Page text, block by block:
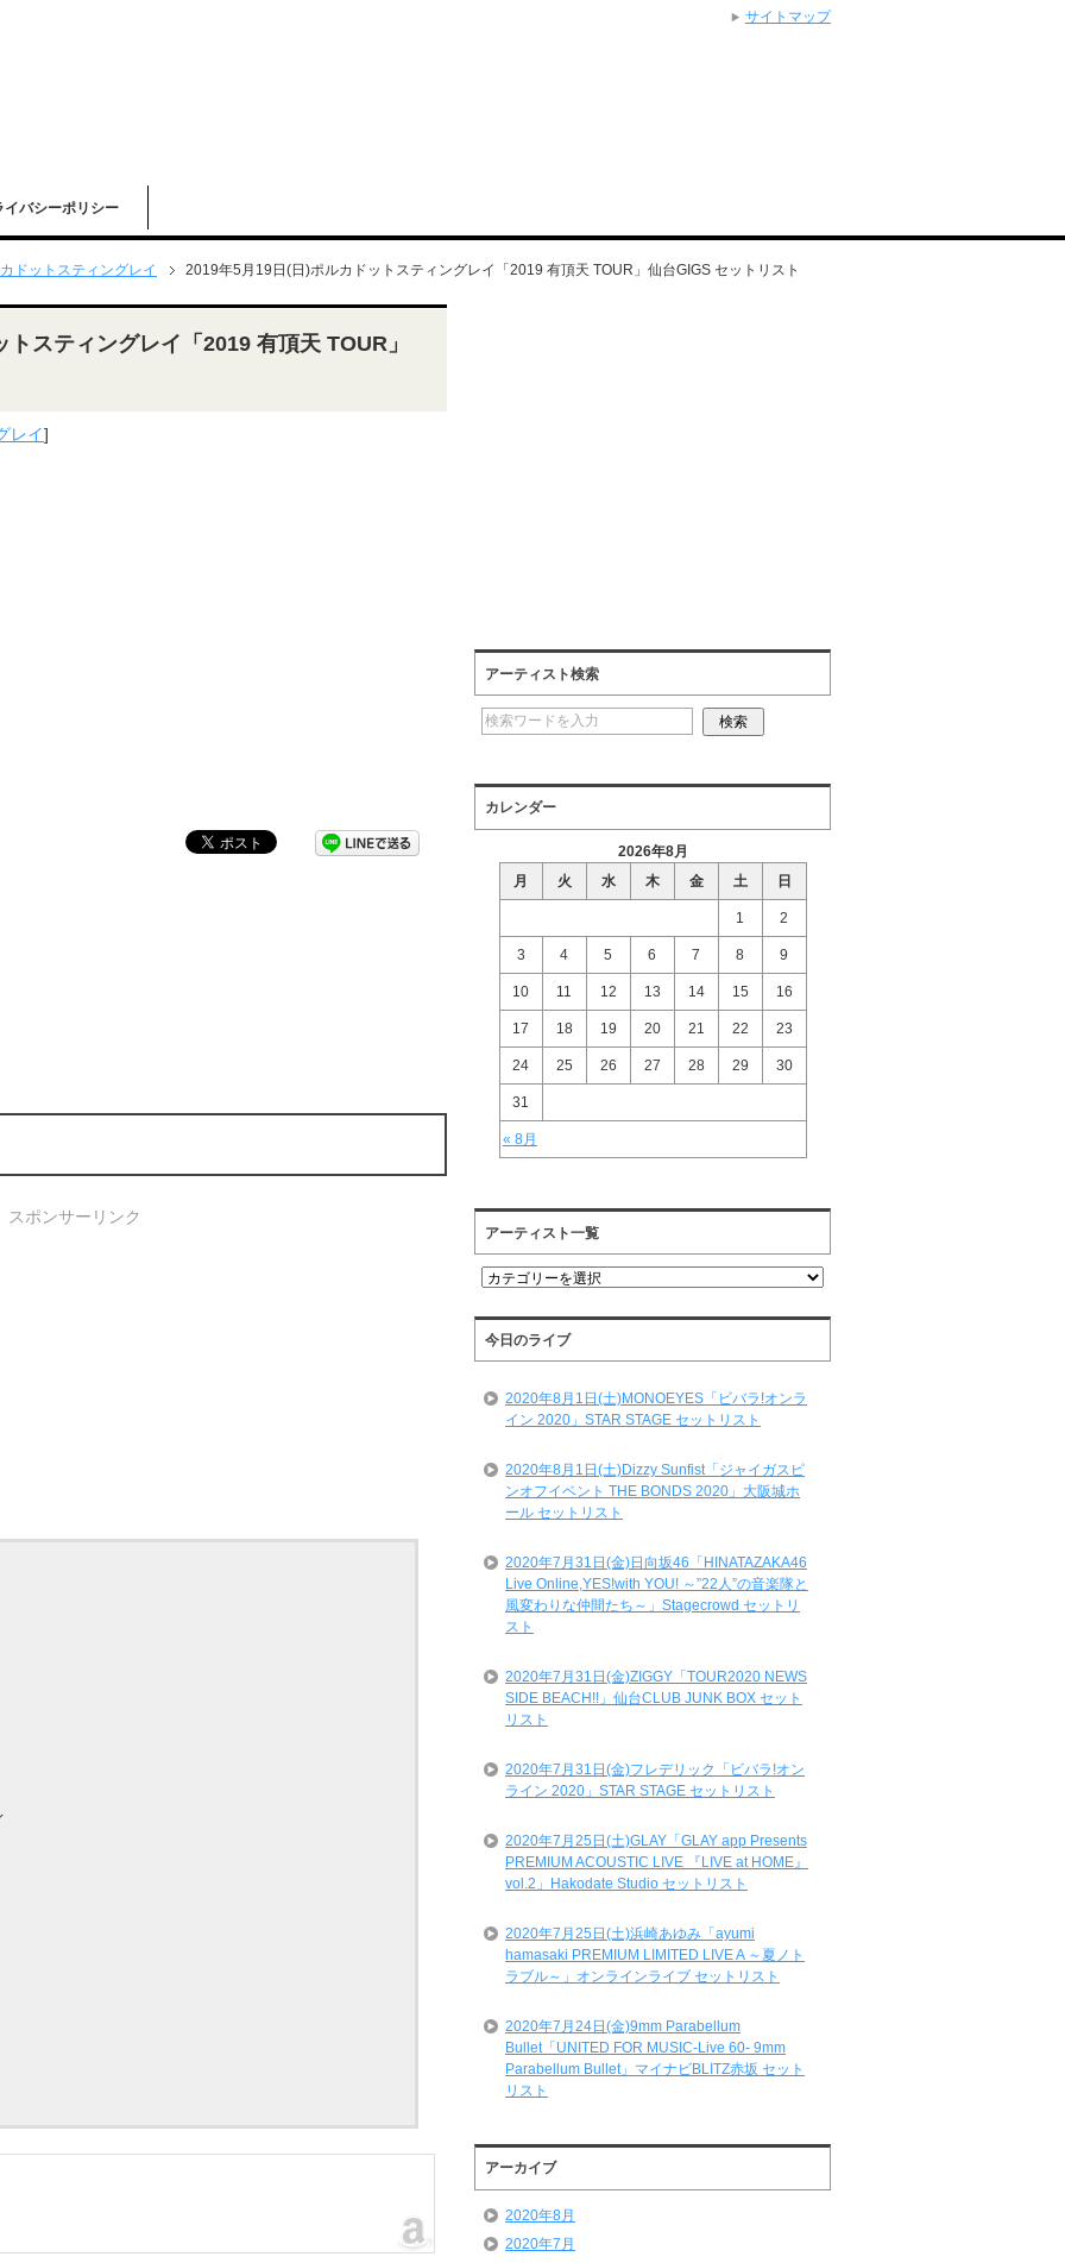
イバシーポリシー
ドットスティングレイ 2019年5月19日(日)ポルカドットスティングレイ「2019 有頂天 TOUR」仙台GIGS セットリスト
スティングレイ「2019 有頂天 TOUR」
レイ]
スポンサーリンク
アーティスト検索
カレンダー
2026年8月
月
火 水 木 金 土 日
« 8月
1 2
3 4 5 6 7 8 9
10 11 12 13 14 15 16
17 18 19 20 21 22 23
24 25 26 27 28 29 30
31
アーティスト一覧
ア
テ
ィ
ス
一
今日のライブ
2020年8月1日(土)MONOEYES「ビバラ!オンラ
イン 2020」STAR STAGE セットリスト
2020年8月1日(土)Dizzy Sunfist「ジャイガスピ
ンオフイベント THE BONDS 2020」大阪城ホ
ール セットリスト
2020年7月31日(金)日向坂46「HINATAZAKA46
Live Online,YES!with YOU! ～”22人”の音楽隊と
風変わりな仲間たち～」Stagecrowd セットリ
スト
2020年7月31日(金)ZIGGY「TOUR2020 NEWS
SIDE BEACH!!」仙台CLUB JUNK BOX セット
リスト
2020年7月31日(金)フレデリック「ビバラ!オン
ライン 2020」STAR STAGE セットリスト
2020年7月25日(土)GLAY「GLAY app Presents
PREMIUM ACOUSTIC LIVE 『LIVE at HOME』
vol.2」Hakodate Studio セットリスト
2020年7月25日(土)浜崎あゆみ「ayumi
hamasaki PREMIUM LIMITED LIVE A ～夏ノト
ラブル～」オンラインライブ セットリスト
2020年7月24日(金)9mm Parabellum
Bullet「UNITED FOR MUSIC-Live 60- 9mm
Parabellum Bullet」マイナビBLITZ赤坂 セット
リスト
アーカイブ
2020年8月
2020年7月
サイトマップ